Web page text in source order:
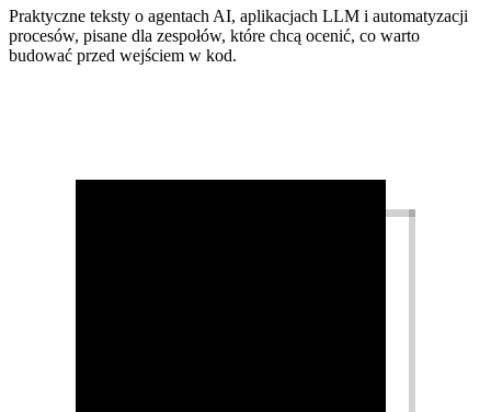
Praktyczne teksty o agentach AI, aplikacjach LLM i automatyzacji
procesów, pisane dla zespołów, które chcą ocenić, co warto
budować przed wejściem w kod.